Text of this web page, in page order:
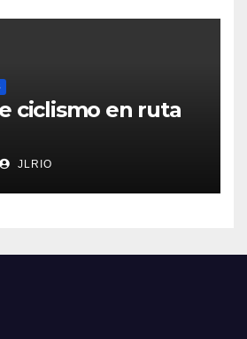
ciclismo en ruta
JLRIO